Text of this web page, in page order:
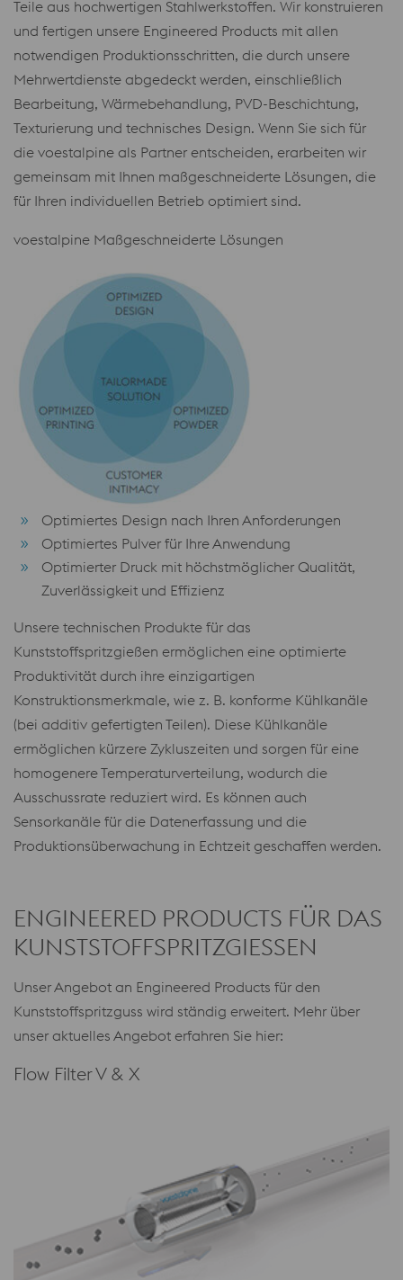
Teile aus hochwertigen Stahlwerkstoffen. Wir konstruieren
und fertigen unsere Engineered Products mit allen
notwendigen Produktionsschritten, die durch unsere
Mehrwertdienste abgedeckt werden, einschließlich
Bearbeitung, Wärmebehandlung, PVD-Beschichtung,
Texturierung und technisches Design. Wenn Sie sich für
die voestalpine als Partner entscheiden, erarbeiten wir
gemeinsam mit Ihnen maßgeschneiderte Lösungen, die
für Ihren individuellen Betrieb optimiert sind.
voestalpine Maßgeschneiderte Lösungen
Optimiertes Design nach Ihren Anforderungen
Optimiertes Pulver für Ihre Anwendung
Optimierter Druck mit höchstmöglicher Qualität,
Zuverlässigkeit und Effizienz
Unsere technischen Produkte für das
Kunststoffspritzgießen ermöglichen eine optimierte
Produktivität durch ihre einzigartigen
Konstruktionsmerkmale, wie z. B. konforme Kühlkanäle
(bei additiv gefertigten Teilen). Diese Kühlkanäle
ermöglichen kürzere Zykluszeiten und sorgen für eine
homogenere Temperaturverteilung, wodurch die
Ausschussrate reduziert wird. Es können auch
Sensorkanäle für die Datenerfassung und die
Produktionsüberwachung in Echtzeit geschaffen werden.
ENGINEERED PRODUCTS FÜR DAS
KUNSTSTOFFSPRITZGIESSEN
Unser Angebot an Engineered Products für den
Kunststoffspritzguss wird ständig erweitert. Mehr über
unser aktuelles Angebot erfahren Sie hier:
Flow Filter V & X